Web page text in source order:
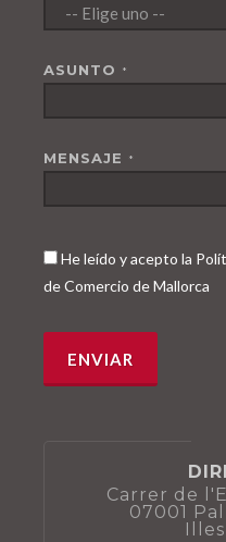
ASUNTO *
MENSAJE *
He leído y acepto la
de Comercio de Mallorca
Carrer de
07001